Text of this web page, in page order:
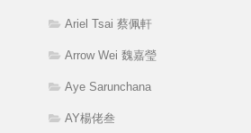
Ariel Tsai 蔡佩軒
Arrow Wei 魏嘉瑩
Aye Sarunchana
AY楊佬叁